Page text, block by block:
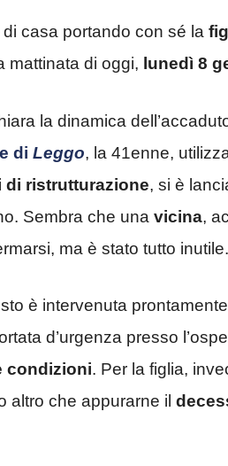
di casa portando con sé la
mattinata di oggi, lunedì 8
la dinamica
di Leggo, la 41enne,
di ristrutturazione, si è
Sembra che una vicina,
ma è stato tutto inutile.
è intervenuta prontamente
d’urgenza presso
condizioni. Per la figlia,
altro che appurarne il